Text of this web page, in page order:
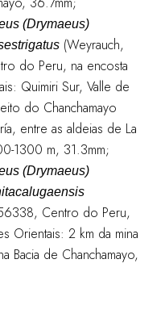
(Drymaeus)
(Weyrauch,
do Peru, na encosta
Quimiri Sur, Valle de
do Chanchamayo
entre as aldeias de La
1300 m, 31.3mm;
(Drymaeus)
Centro do Peru,
Orientais: 2 km da mina
Bacia de Chanchamayo,